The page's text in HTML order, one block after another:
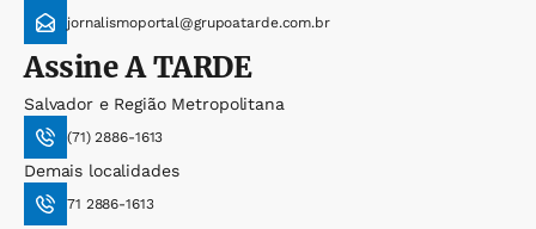
jornalismoportal@grupoatarde.com.br
AssineA TARDE
Salvador e Região Metropolitana
(71) 2886-1613
Demais localidades
71 2886-1613